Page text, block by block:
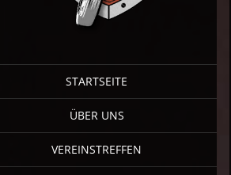
STARTSEITE
ÜBER UNS
VEREINSTREFFEN